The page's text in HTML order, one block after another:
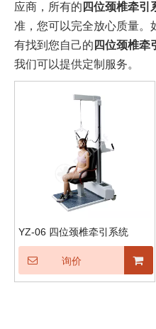
应商，所有的 四位颈椎牵引
准，您可以完全放心质量。
有找到您自己的 四位颈椎牵
我们可以提供定制服务。
YZ-06 四位颈椎牵引系统
询价